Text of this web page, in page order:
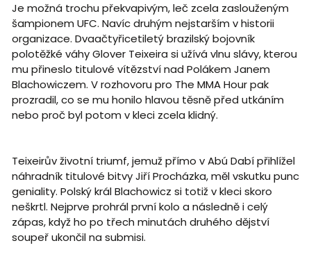
Je možná trochu překvapivým, leč zcela zaslouženým
šampionem UFC. Navíc druhým nejstarším v historii
organizace. Dvaačtyřicetiletý brazilský bojovník
polotěžké váhy Glover Teixeira si užívá vlnu slávy, kterou
mu přineslo titulové vítězství nad Polákem Janem
Blachowiczem. V rozhovoru pro The MMA Hour pak
prozradil, co se mu honilo hlavou těsně před utkáním
nebo proč byl potom v kleci zcela klidný.
Teixeirův životní triumf, jemuž přímo v Abú Dabí přihlížel
náhradník titulové bitvy Jiří Procházka, měl vskutku punc
geniality. Polský král Blachowicz si totiž v kleci skoro
neškrtl. Nejprve prohrál první kolo a následně i celý
zápas, když ho po třech minutách druhého dějství
soupeř ukončil na submisi.